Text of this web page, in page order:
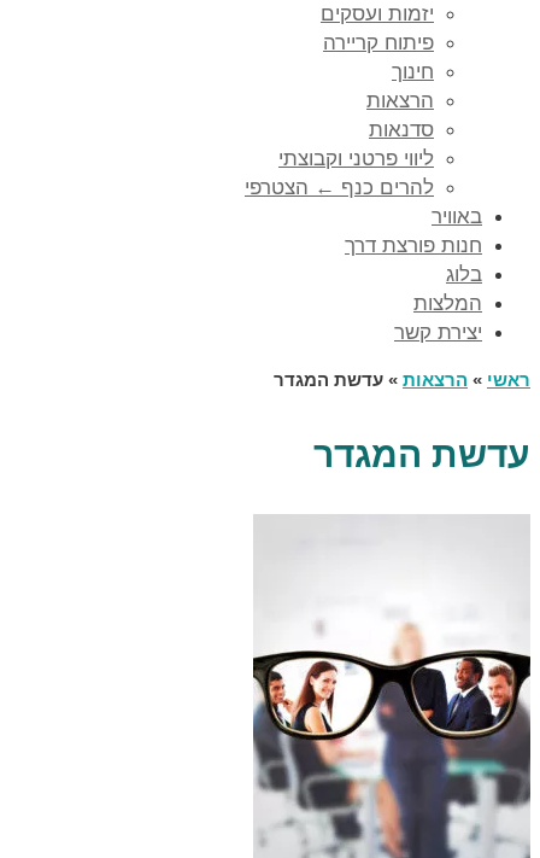
יזמות ועסקים
פיתוח קריירה
חינוך
הרצאות
סדנאות
ליווי פרטני וקבוצתי
להרים כנף ← הצטרפי
באוויר
חנות פורצת דרך
בלוג
המלצות
יצירת קשר
ראשי » הרצאות » עדשת המגדר
עדשת המגדר